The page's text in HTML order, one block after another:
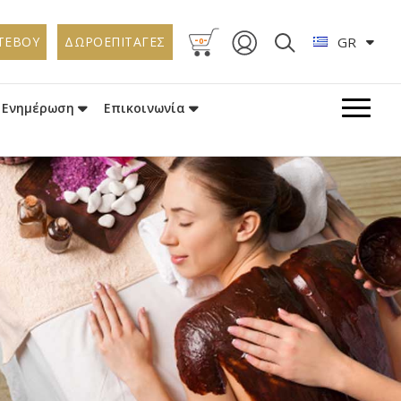
ΔΩΡΟΕΠΙΤΑΓΕΣ -0- GR
Ενημέρωση Επικοινωνία